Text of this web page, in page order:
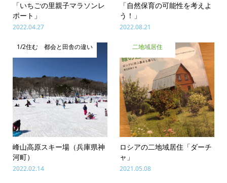
「いちごの里親子マラソンレ
ポート」
2022.04.27
「自然保育の可能性を考えよ
う！」
2022.08.21
1/2住む 都会と田舎の違い
峰山高原スキー場（兵庫県神
河町）
2022.02.14
二地域居住
ロシアの二地域居住「ダーチ
ャ」
2021.05.08